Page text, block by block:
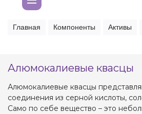
Главная Компоненты Активы
Алюмокалиевые квасцы
Алюмокалиевые квасцы
соединения из серной кислоты,
Само по себе вещество – это